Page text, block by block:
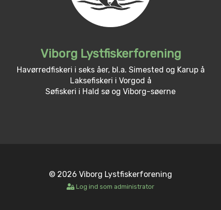
Viborg Lystfiskerforening
Havørredfiskeri i seks åer, bl.a. Simested og Karup å
Laksefiskeri i Vorgod å
Søfiskeri i Hald sø og Viborg-søerne
© 2026 Viborg Lystfiskerforening
Log ind som administrator